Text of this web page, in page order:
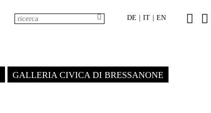
DE IT EN
GALLERIA CIVICA DI BRESSANONE